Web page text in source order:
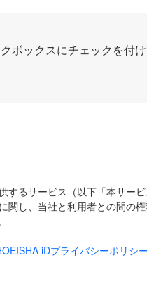
ボックスにチェックを付
するサービス（以下「本サー
関し、当社と利用者との間の
iDプライバシーポリシー